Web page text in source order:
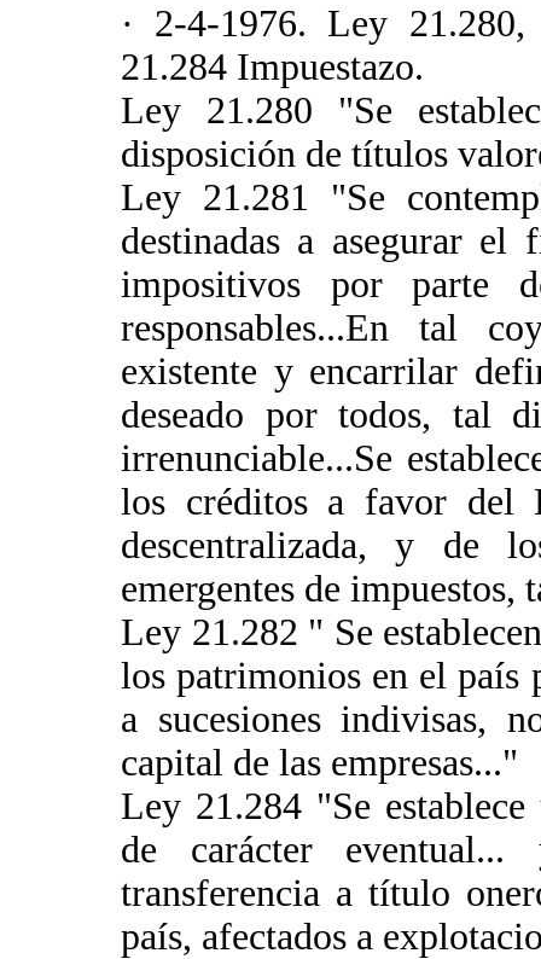
· 2-4-1976. Ley
21.284 Impuestazo.
Ley 21.280 "Se
disposición de títulos
Ley 21.281 "Se
destinadas a asegurar el
impositivos por parte
responsables...En tal
existente y encarrilar
deseado por todos, tal
irrenunciable...Se
los créditos a favor del
descentralizada, y de
emergentes de
Ley 21.282 " Se
los patrimonios en el país
a sucesiones indivisas,
capital de las empresas..."
Ley 21.284 "Se
de carácter
transferencia a título
país, afectados a